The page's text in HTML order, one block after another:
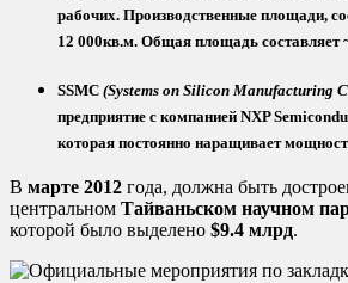
рабочих. Производственные площади,
12 000кв.м. Общая площадь составляет
SSMC (Systems on Silicon Manufacturing
предприятие с компанией NXP
которая постоянно наращивает
В марте 2012 года, должна быть
центральном Тайваньском научном
которой было выделено $9.4 млрд.